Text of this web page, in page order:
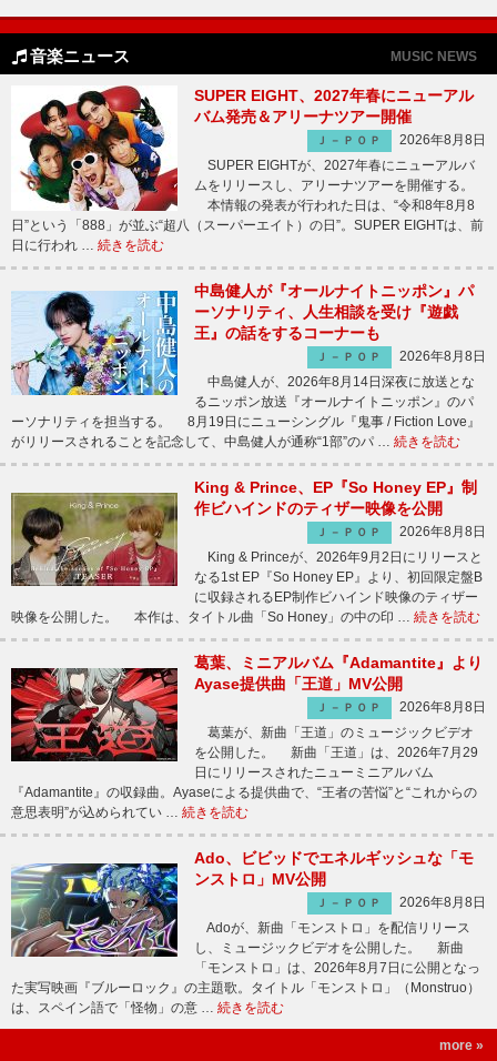
音楽ニュース MUSIC NEWS
SUPER EIGHT、2027年春にニューアル
バム発売＆アリーナツアー開催
Ｊ－ＰＯＰ
2026年8月8日
SUPER EIGHTが、2027年春にニューアルバ
ムをリリースし、アリーナツアーを開催する。
本情報の発表が行われた日は、“令和8年8月8
日”という「888」が並ぶ“超八（スーパーエイト）の日”。SUPER EIGHTは、前
日に行われ … 続きを読む
中島健人が『オールナイトニッポン』パ
ーソナリティ、人生相談を受け『遊戯
王』の話をするコーナーも
Ｊ－ＰＯＰ
2026年8月8日
中島健人が、2026年8月14日深夜に放送とな
るニッポン放送『オールナイトニッポン』のパ
ーソナリティを担当する。 8月19日にニューシングル『鬼事 / Fiction Love』
がリリースされることを記念して、中島健人が通称“1部”のパ … 続きを読む
King & Prince、EP『So Honey EP』制
作ビハインドのティザー映像を公開
Ｊ－ＰＯＰ
2026年8月8日
King & Princeが、2026年9月2日にリリースと
なる1st EP『So Honey EP』より、初回限定盤B
に収録されるEP制作ビハインド映像のティザー
映像を公開した。 本作は、タイトル曲「So Honey」の中の印 … 続きを読む
葛葉、ミニアルバム『Adamantite』より
Ayase提供曲「王道」MV公開
Ｊ－ＰＯＰ
2026年8月8日
葛葉が、新曲「王道」のミュージックビデオ
を公開した。 新曲「王道」は、2026年7月29
日にリリースされたニューミニアルバム
『Adamantite』の収録曲。Ayaseによる提供曲で、“王者の苦悩”と“これからの
意思表明”が込められてい … 続きを読む
Ado、ビビッドでエネルギッシュな「モ
ンストロ」MV公開
Ｊ－ＰＯＰ
2026年8月8日
Adoが、新曲「モンストロ」を配信リリース
し、ミュージックビデオを公開した。 新曲
「モンストロ」は、2026年8月7日に公開となっ
た実写映画『ブルーロック』の主題歌。タイトル「モンストロ」（Monstruo）
は、スペイン語で「怪物」の意 … 続きを読む
more »